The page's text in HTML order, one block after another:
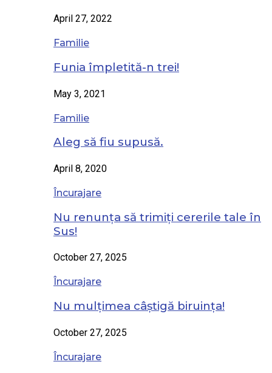
April 27, 2022
Familie
Funia împletită-n trei!
May 3, 2021
Familie
Aleg să fiu supusă.
April 8, 2020
Încurajare
Nu renunța să trimiți cererile tale în
Sus!
October 27, 2025
Încurajare
Nu mulțimea câștigă biruința!
October 27, 2025
Încurajare